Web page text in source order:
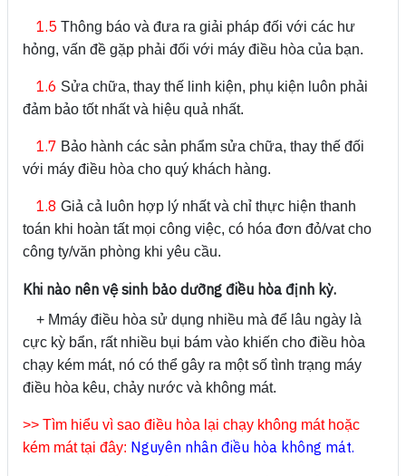
1.5 Thông báo và đưa ra giải pháp đối với các hư
hỏng, vấn đề gặp phải đối với máy điều hòa của bạn.
1.6 Sửa chữa, thay thế linh kiện, phụ kiện luôn phải
đảm bảo tốt nhất và hiệu quả nhất.
1.7 Bảo hành các sản phẩm sửa chữa, thay thế đối
với máy điều hòa cho quý khách hàng.
1.8 Giả cả luôn hợp lý nhất và chỉ thực hiện thanh
toán khi hoàn tất mọi công việc, có hóa đơn đỏ/vat cho
công ty/văn phòng khi yêu cầu.
Khi nào nên vệ sinh bảo dưỡng điều hòa định kỳ.
+ Mmáy điều hòa sử dụng nhiều mà để lâu ngày là
cực kỳ bẩn, rất nhiều bụi bám vào khiến cho điều hòa
chạy kém mát, nó có thể gây ra một số tình trạng máy
điều hòa kêu, chảy nước và không mát.
>> Tìm hiểu vì sao điều hòa lại chạy không mát hoặc
kém mát tại đây: Nguyên nhân điều hòa không mát.